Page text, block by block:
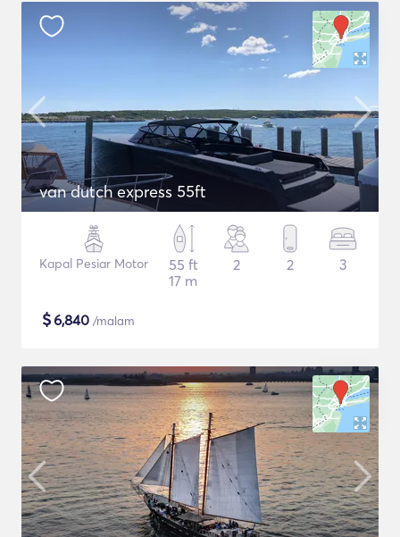
van dutch express 55ft
Kapal Pesiar Motor
55 ft
17 m
2 2 3
$6,840 /malam